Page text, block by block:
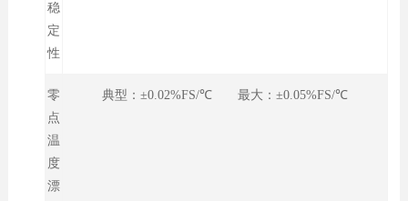
稳
定
性
零
点
温
度
漂
典型：±0.02%FS/℃ 最大：±0.05%FS/℃